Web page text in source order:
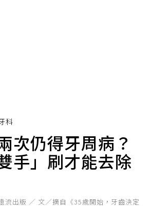
科
次仍得牙周病？
手」刷才能去除
流出版 ／ 文／摘自《35歲開始，牙齒決定